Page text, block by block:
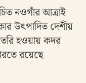
নওগাঁর আত্রাই
উৎপাদিত দেশীয়
হওয়ায় কদর
রয়েছে